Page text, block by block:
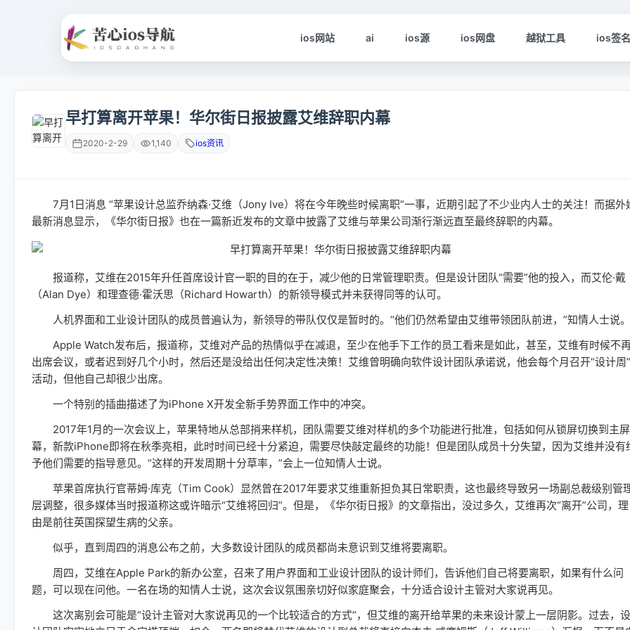
ios网站 ai ios源 ios网盘 越狱工具 ios签
早打算离开苹果！华尔街日报披露艾维辞职内幕
2020-2-29 1,140 ios资讯
7月1日消息 “苹果设计总监乔纳森·艾维（Jony Ive）将在今年晚些时候离职”一事，近期引起了不少业内人士的关注！而据外
最新消息显示，《华尔街日报》也在一篇新近发布的文章中披露了艾维与苹果公司渐行渐远直至最终辞职的内幕。
报道称，艾维在2015年升任首席设计官一职的目的在于，减少他的日常管理职责。但是设计团队“需要”他的投入，而艾伦·戴
（Alan Dye）和理查德·霍沃思（Richard Howarth）的新领导模式并未获得同等的认可。
人机界面和工业设计团队的成员普遍认为，新领导的带队仅仅是暂时的。“他们仍然希望由艾维带领团队前进，”知情人士说。
Apple Watch发布后，报道称，艾维对产品的热情似乎在减退，至少在他手下工作的员工看来是如此，甚至，艾维有时候不
出席会议，或者迟到好几个小时，然后还是没给出任何决定性决策！艾维曾明确向软件设计团队承诺说，他会每个月召开“设计周”
活动，但他自己却很少出席。
一个特别的插曲描述了为iPhone X开发全新手势界面工作中的冲突。
2017年1月的一次会议上，苹果特地从总部捎来样机，团队需要艾维对样机的多个功能进行批准，包括如何从锁屏切换到主屏
幕，新款iPhone即将在秋季亮相，此时时间已经十分紧迫，需要尽快敲定最终的功能！但是团队成员十分失望，因为艾维并没有
予他们需要的指导意见。“这样的开发周期十分草率，”会上一位知情人士说。
苹果首席执行官蒂姆·库克（Tim Cook）显然曾在2017年要求艾维重新担负其日常职责，这也最终导致另一场副总裁级别管
层调整，很多媒体当时报道称这或许暗示“艾维将回归”。但是，《华尔街日报》的文章指出，没过多久，艾维再次“离开”公司，理
由是前往英国探望生病的父亲。
似乎，直到周四的消息公布之前，大多数设计团队的成员都尚未意识到艾维将要离职。
周四，艾维在Apple Park的新办公室，召来了用户界面和工业设计团队的设计师们，告诉他们自己将要离职，如果有什么问
题，可以现在问他。一名在场的知情人士说，这次会议氛围亲切好似家庭聚会，十分适合设计主管对大家说再见。
这次离别会可能是“设计主管对大家说再见的一个比较适合的方式”，但艾维的离开给苹果的未来设计蒙上一层阴影。过去，设